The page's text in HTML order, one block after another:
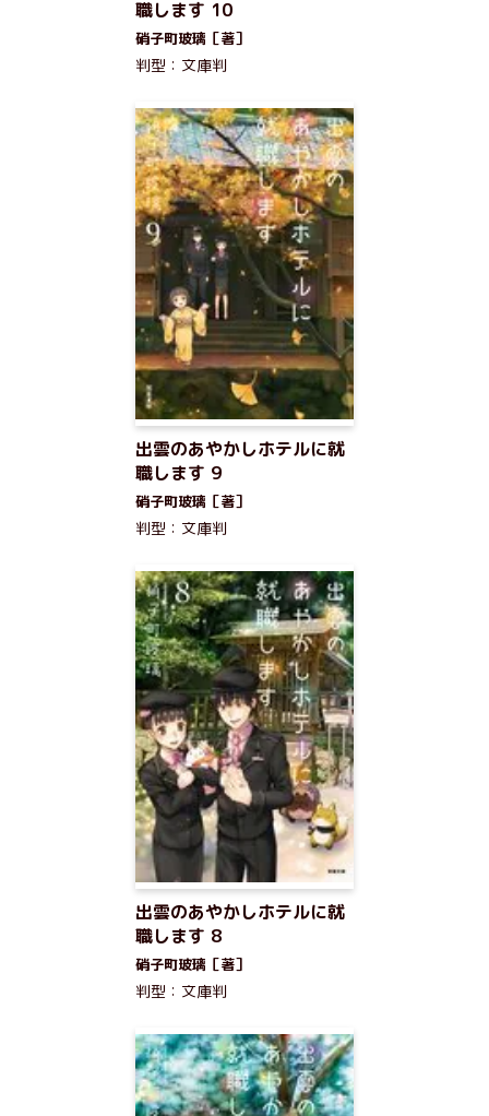
職します 10
硝子町玻璃［著］
判型：文庫判
出雲のあやかしホテルに就
職します 9
硝子町玻璃［著］
判型：文庫判
出雲のあやかしホテルに就
職します 8
硝子町玻璃［著］
判型：文庫判